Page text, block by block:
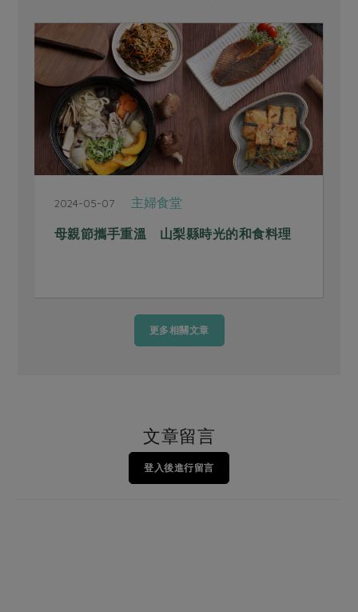
2024-05-07 主婦食堂
母親節攜手重溫 山梨縣時光的和食料理
更多相關文章
文章留言
登入後進行留言